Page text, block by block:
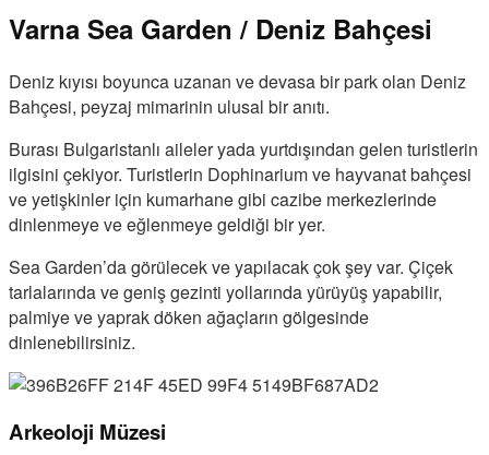
Varna Sea Garden / Deniz Bahçesi
Deniz kıyısı boyunca uzanan ve devasa bir park olan Deniz
Bahçesi, peyzaj mimarinin ulusal bir anıtı.
Burası Bulgaristanlı aileler yada yurtdışından gelen turistlerin
ilgisini çekiyor. Turistlerin Dophinarium ve hayvanat bahçesi
ve yetişkinler için kumarhane gibi cazibe merkezlerinde
dinlenmeye ve eğlenmeye geldiği bir yer.
Sea Garden’da görülecek ve yapılacak çok şey var. Çiçek
tarlalarında ve geniş gezinti yollarında yürüyüş yapabilir,
palmiye ve yaprak döken ağaçların gölgesinde
dinlenebilirsiniz.
Arkeoloji Müzesi